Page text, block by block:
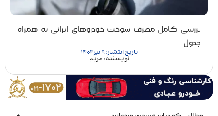
بررسی کامل مصرف سوخت خودروهای ایرانی به همراه
جدول
تاریخ انتشار: 9 تیر 1404
نویسنده: مریم